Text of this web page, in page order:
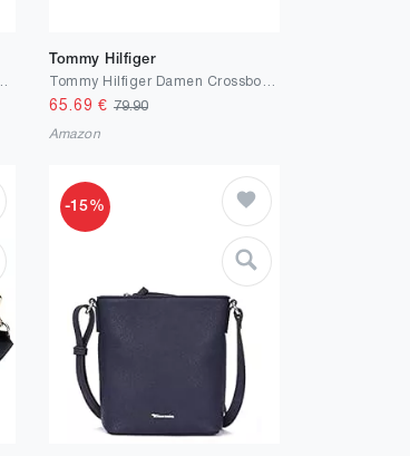
Tommy Hilfiger
65.69 € 79.90
Amazon
-15%